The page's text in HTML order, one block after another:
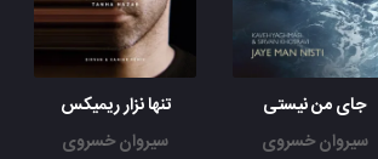
جای من نیستی
سیروان خسروی
تنها نزار ریمیکس
سیروان خسروی